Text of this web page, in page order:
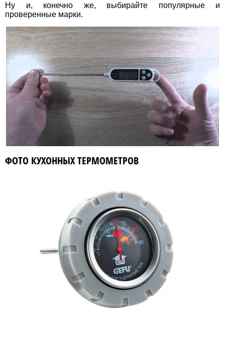
Ну и, конечно же, выбирайте популярные и
проверенные марки.
ФОТО КУХОННЫХ ТЕРМОМЕТРОВ